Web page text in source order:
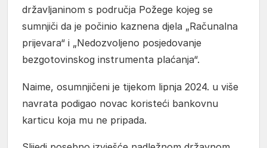
državljaninom s područja Požege kojeg se
sumnjiči da je počinio kaznena djela „Računalna
prijevara“ i „Nedozvoljeno posjedovanje
bezgotovinskog instrumenta plaćanja“.
Naime, osumnjičeni je tijekom lipnja 2024. u više
navrata podigao novac koristeći bankovnu
karticu koja mu ne pripada.